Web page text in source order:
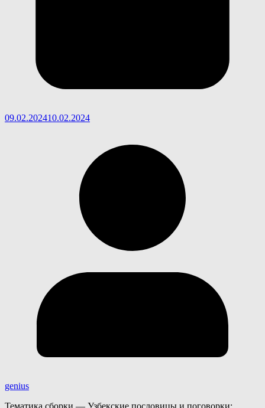
09.02.202410.02.2024
genius
Тематика сборки — Узбекские пословицы и поговорки: